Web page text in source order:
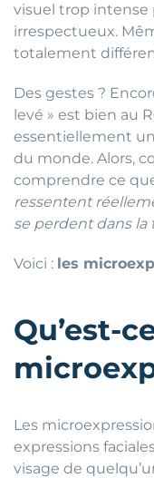
visuel trop intense
irrespectueux.
totalement
Des gestes ?
levé » est bien au
essentiellement
du monde. Alors,
comprendre ce
ressentent
se perdent dans la
Voici : les
Qu’est-
Les
expressions
visage de